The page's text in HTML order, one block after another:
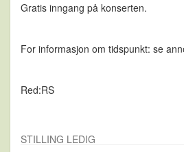
Gratis inngang på konserten.
For informasjon om tidspunkt: se
Red:RS
STILLING LEDIG